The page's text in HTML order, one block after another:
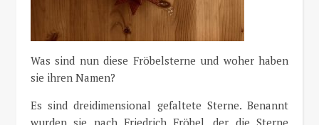
Was sind nun diese Fröbelsterne und woher haben
sie ihren Namen?
Es sind dreidimensional gefaltete Sterne. Benannt
wurden sie nach Friedrich Fröbel, der die Sterne